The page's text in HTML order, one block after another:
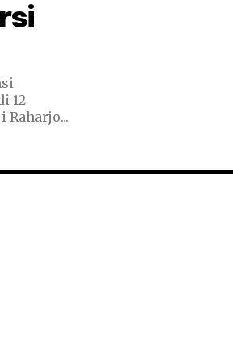
12
Puji Raharjo...